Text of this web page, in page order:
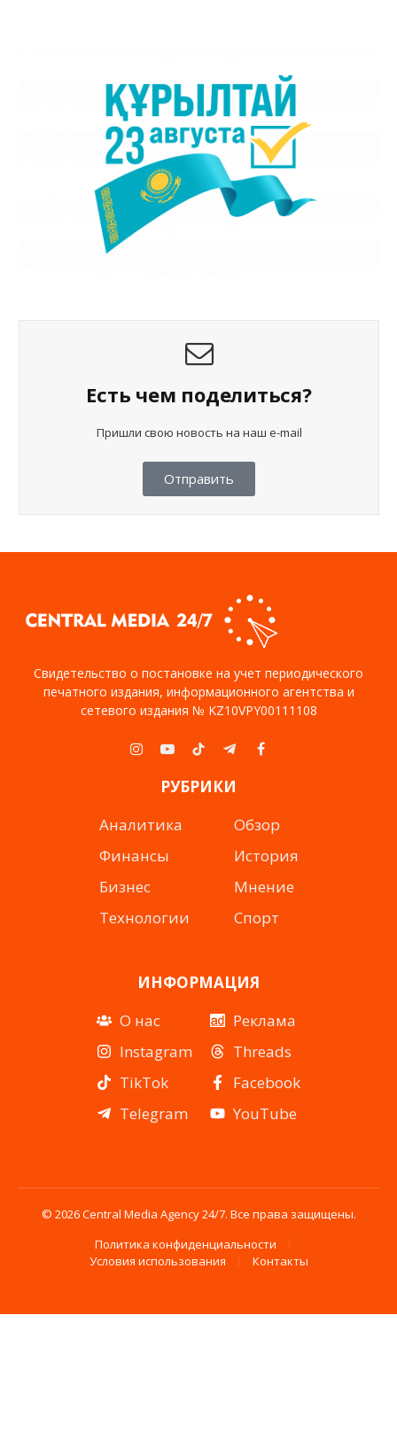
Есть чем поделиться?
Пришли свою новость на наш e-mail
Отправить
Свидетельство о постановке на учет периодического
печатного издания, информационного агентства и
сетевого издания № KZ10VPY00111108
Instagram
YouTubeTikTokTelegramFacebook
РУБРИКИ
Аналитика
Финансы
Бизнес
Технологии
Обзор
История
Мнение
Спорт
ИНФОРМАЦИЯ
О нас
Instagram
TikTok
Telegram
Реклама
Threads
Facebook
YouTube
© 2026 Central Media Agency 24/7. Все права защищены.
Политика конфиденциальности
Условия использования
Контакты